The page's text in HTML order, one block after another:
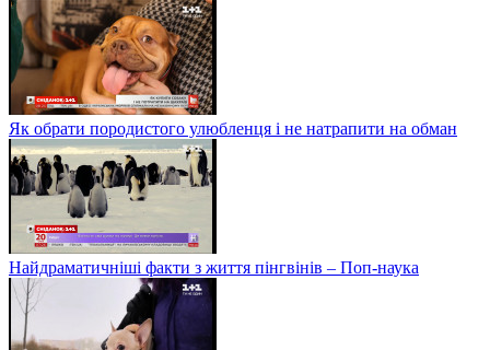
Як обрати породистого улюбленця і не натрапити на обман
Найдраматичніші факти з життя пінгвінів – Поп-наука